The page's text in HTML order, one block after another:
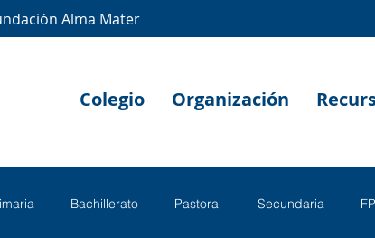
Alma Mater
Colegio Organización
Bachillerato Pastoral Secundaria